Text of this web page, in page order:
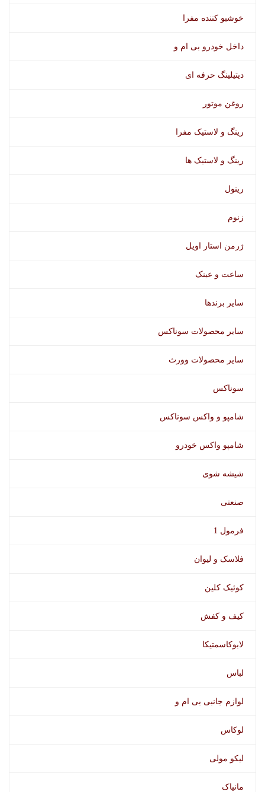
خوشبو کننده مفرا
داخل خودرو بی ام و
دیتیلینگ حرفه ای
روغن موتور
رینگ و لاستیک مفرا
رینگ و لاستیک ها
رینول
زنوم
ژرمن استار اویل
ساعت و عینک
سایر برندها
سایر محصولات سوناکس
سایر محصولات وورث
سوناکس
شامپو و واکس سوناکس
شامپو واکس خودرو
شیشه شوی
صنعتی
فرمول 1
فلاسک و لیوان
کوئیک کلین
کیف و کفش
لابوکاسمتیکا
لباس
لوازم جانبی بی ام و
لوکاس
لیکو مولی
مانیاک